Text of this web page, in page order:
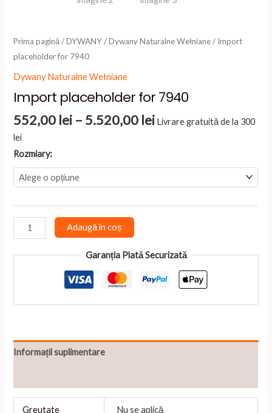
Prima pagină/DYWANY/Dywany Naturalne Wełniane/ Import
placeholder for 7940
Dywany Naturalne Wełniane
Import placeholder for 7940
552,00 lei – 5.520,00 leiInterval
552,00 lei
5.520,00 lei
Livrare gratuită de la 300
lei
Rozmiary:
Cantitate
Import
placeholder
Adaugă în coș
Garanția Plată Securizată
Informații suplimentare
Greutate Nu se aplică